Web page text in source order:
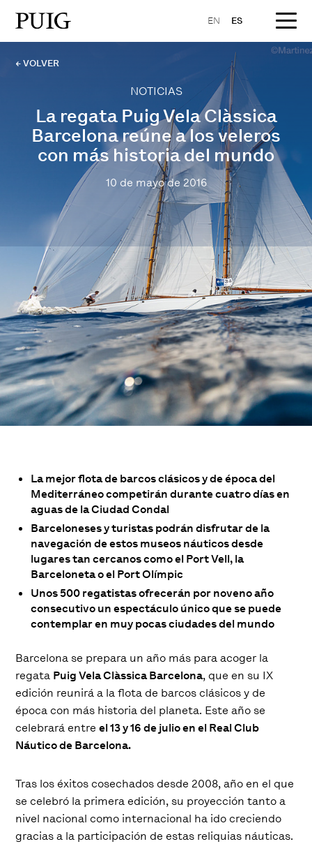
EN ES
← VOLVER
NOTICIAS
La regata Puig Vela Clàssica
Barcelona reúne a los veleros
con más historia del mundo
10 de mayo de 2016
La mejor flota de barcos clásicos y de época del
Mediterráneo competirán durante cuatro días en
aguas de la Ciudad Condal
Barceloneses y turistas podrán disfrutar de la
navegación de estos museos náuticos desde
lugares tan cercanos como el Port Vell, la
Barceloneta o el Port Olímpic
Unos 500 regatistas ofrecerán por noveno año
consecutivo un espectáculo único que se puede
contemplar en muy pocas ciudades del mundo
Barcelona se prepara un año más para acoger la
regata Puig Vela Clàssica Barcelona, que en su IX
edición reunirá a la flota de barcos clásicos y de
época con más historia del planeta. Este año se
celebrará entreel 13 y 16 de julio en el Real Club
Náutico de Barcelona.
Tras los éxitos cosechados desde 2008, año en el que
se celebró la primera edición, su proyección tanto a
nivel nacional como internacional ha ido creciendo
gracias a la participación de estas reliquias náuticas.